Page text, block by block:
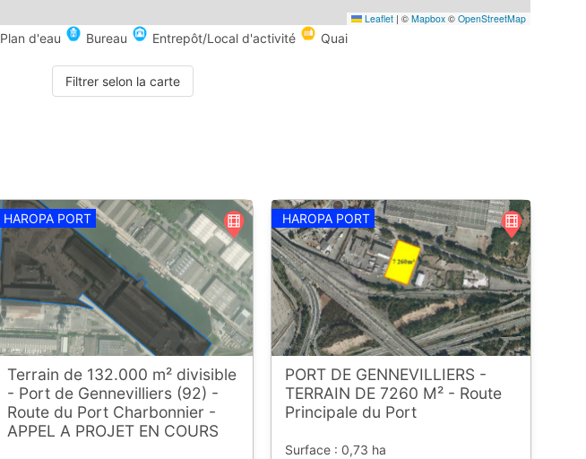
Leaflet | © Mapbox © OpenStreetMap
Plan d'eau Bureau Entrepôt/Local d'activité Quai
Filtrer selon la carte
HAROPA PORT
Terrain de 132.000 m² divisible
- Port de Gennevilliers (92) -
Route du Port Charbonnier -
APPEL A PROJET EN COURS
HAROPA PORT
PORT DE GENNEVILLIERS -
TERRAIN DE 7260 M² - Route
Principale du Port
Surface : 0,73 ha